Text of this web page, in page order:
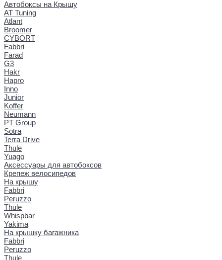
Автобоксы на Крышу
AT Tuning
Atlant
Broomer
CYBORT
Fabbri
Farad
G3
Hakr
Hapro
Inno
Junior
Koffer
Neumann
PT Group
Sotra
Terra Drive
Thule
Yuago
Аксессуары для автобоксов
Крепеж велосипедов
На крышу
Fabbri
Peruzzo
Thule
Whispbar
Yakima
На крышку багажника
Fabbri
Peruzzo
Thule